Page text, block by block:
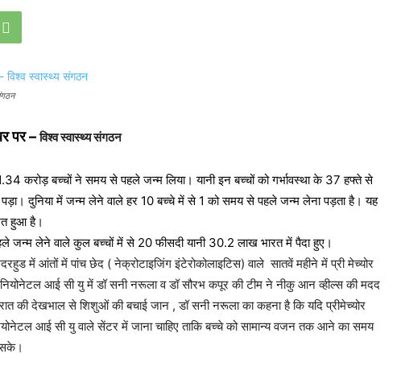
पर –विश्व स्वास्थ्य संगठन
करोड़ बच्चों ने समय से पहले जन्म लिया। यानी इन बच्चों को गर्भावस्था के 37 हफ्ते से
दुनिया में जन्म लेने वाले हर 10 बच्चे में से 1 को समय से पहले जन्म लेना पड़ता है। यह
हुआ है।
जन्म लेने वाले कुल बच्चों में से 20 फीसदी यानी 30.2 लाख भारत में पैदा हुए।
में आंतों में पांच छेद ( नेक्रोटाइजिंग इंटेरोकोलाइटिस) वाले सातवें महीने में प्री मेच्योर
नियोनेटल आई सी यु में डॉ सनी नरूला व डॉ सौरभ कपूर की टीम ने नीकु आन व्हील्स की मदद
की देखभाल से शिशुओं की बचाई जान , डॉ सनी नरूला का कहना है कि यदि प्रीमेच्योर
आई सी यु वाले सेंटर में जाना चाहिए ताकि बच्चे को सामान्य वजन तक आने का समय